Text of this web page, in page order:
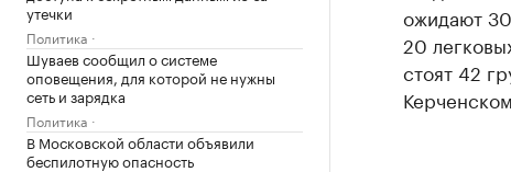
утечки
Политика
Шуваев сообщил о системе
оповещения, для которой не нужны
сеть и зарядка
Политика
В Московской области объявили
беспилотную опасность
ожидают
20
стоят 42